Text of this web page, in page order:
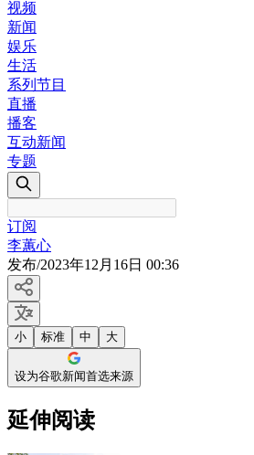
视频
新闻
娱乐
生活
系列节目
直播
播客
互动新闻
专题
订阅
李蕙心
发布/2023年12月16日 00:36
小 标准 中 大
设为谷歌新闻首选来源
延伸阅读